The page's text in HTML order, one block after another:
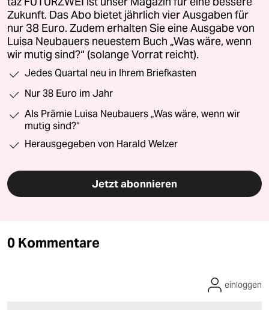
Zukunft. Das Abo bietet jährlich vier Ausgaben für
nur 38 Euro. Zudem erhalten Sie eine Ausgabe von
Luisa Neubauers neuestem Buch „Was wäre, wenn
wir mutig sind?“ (solange Vorrat reicht).
Jedes Quartal neu in Ihrem Briefkasten
Nur 38 Euro im Jahr
Als Prämie Luisa Neubauers „Was wäre, wenn wir
mutig sind?“
Herausgegeben von Harald Welzer
Jetzt abonnieren
0 Kommentare
einloggen